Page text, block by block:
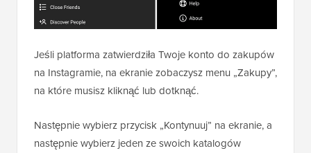
Jeśli platforma zatwierdziła Twoje konto do zakupów
na Instagramie, na ekranie zobaczysz menu „Zakupy”,
na które musisz kliknąć lub dotknąć.
Następnie wybierz przycisk „Kontynuuj” na ekranie, a
następnie wybierz jeden ze swoich katalogów